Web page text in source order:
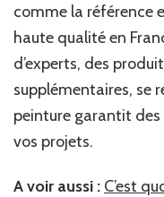
comme la référence
haute qualité en
d’experts, des
supplémentaires, se
peinture garantit
vos projets.
A voir aussi : C’est